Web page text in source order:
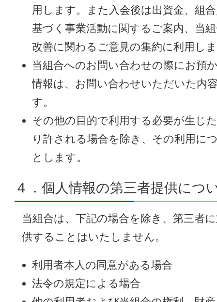
用します。また入会後は出資金、組
基づく事業活動に関するご案内、当
改善に関わるご意見の集約に利用し
当組合へのお問い合わせの際にお預
情報は、お問い合わせいただいた内
す。
その他の目的で利用する必要が生じ
り許される場合を除き、その利用に
とします。
４．個人情報の第三者提供につ
当組合は、下記の場合を除き、第三者
供することはいたしません。
利用者本人の同意がある場合
法令の規定による場合